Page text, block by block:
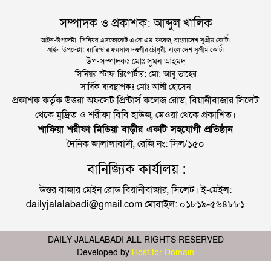
সম্পাদক ও প্রকাশক: আব্দুল খালিক
আইন-উপদেষ্টা: সিনিয়র এডভোকেট এ.কে.এম. ফয়েজ, বাংলাদেশ সুপ্রীম কোর্ট।
আইন-উপদেষ্টা: ব্যারিস্টার ফয়সাল দস্তগীর চৌধুরী, বাংলাদেশ সুপ্রীম কোর্ট।
উপ-সম্পাদকঃ মোঃ সুমন আহমদ
সিনিয়র স্টাফ রিপোর্টার: মো: আবু তাহের
সার্বিক ব্যবস্থাপকঃ মোঃ আলী হোসেন
প্রকাশক কর্তৃক উত্তরা অফসেট প্রিন্টার্স কলেজ রোড, বিয়ানীবাজার সিলেট
থেকে মুদ্রিত ও শরীফা বিবি হাউজ, মেওয়া থেকে প্রকাশিত।
শাফিয়া শরীফা মিডিয়া বাড়ীর একটি সহযোগী প্রতিষ্ঠান
দৈনিক জালালাবাদী, রেজি নং: সিল/১৫০
বানিজ্যিক কার্যালয় :
উত্তর বাজার মেইন রোড বিয়ানীবাজার, সিলেট। ই-মেইল:
dailyjalalabadi@gmail.com মোবাইল: ০১৮১৯-৫৬৪৮৮১
DAILY JALALABADI ALL RIGHTS RESERVED
Developed by Host for Domain